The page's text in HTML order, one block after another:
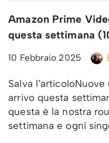
Amazon Prime
questa settimana
10 Febbraio 2025
Salva
arrivo questa
questa è la nostra
settimana e ogni